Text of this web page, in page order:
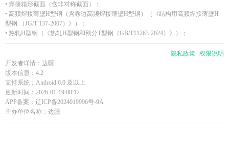
• 焊接箱形截面（含非对称截面）；
• 高频焊接薄壁H型钢（含卷边高频焊接薄壁H型钢）（《结构用高频焊接薄壁H
型钢 （JG/T 137-2007）》）；
• 热轧H型钢（《热轧H型钢和剖分T型钢（GB/T11263-2024）》）；
• 焊接圆钢管（《建筑结构用冷成型焊接圆钢管（JG/T 381-2012）》）；
• 无缝钢管（《无缝钢管尺寸、外形、重量及允许偏差（ GB/T 17395-
2008）》）；
• JL-CN冷弯内卷边槽钢（C型钢）、JL-ZJ冷弯斜卷边Z型钢（《建筑结构用冷弯
薄壁型钢（JG/T 380-2012）》）；
• 冷弯空心型钢（方管、矩管、圆管）（《结构用冷弯空心型钢尺寸、外形、重量
及允许偏差（GB/T 6728-2002）》）。
隐私政策 权限说明
开发者详情：边疆
版本信息：4.2
支持系统：Android 6.0 及以上
更新时间：2026-01-19 08:12
APP备案：辽ICP备2024019996号-9A
主办单位名称：边疆